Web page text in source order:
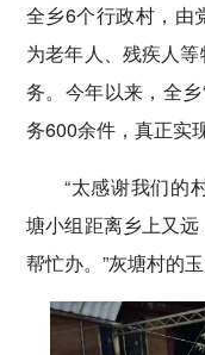
全乡6个行政村，由
为老年人、残疾人
务。今年以来，全
务600余件，真正实
“太感谢我们的
塘小组距离乡上又
帮忙办。”灰塘村的